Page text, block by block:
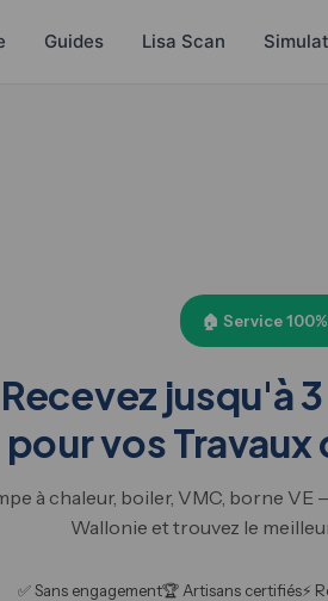
Guides Lisa Scan
🏠 Service
Recevez jusqu'à
pour vos
à chaleur, boiler, VMC, borne
Wallonie et trouvez le
✅ Sans engagement🏆 Artisans certifiés⚡